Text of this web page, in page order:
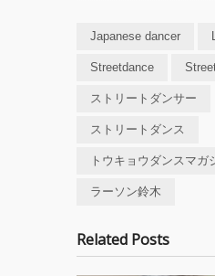
Japanese dancer
Streetdance
ストリートダンサー
ストリートダンス
トウキョウダンスマガ
ラーソン鈴木
Related Posts